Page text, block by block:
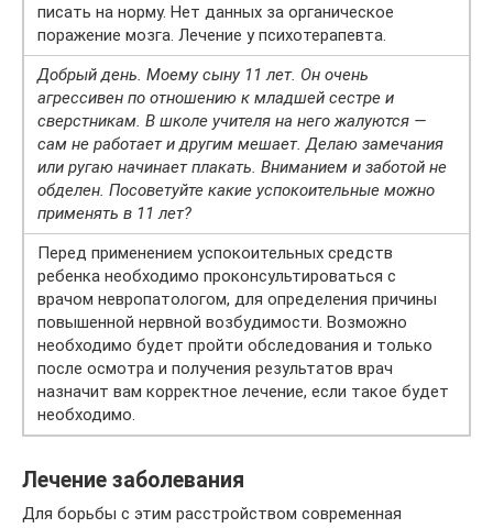
писать на норму. Нет данных за органическое
поражение мозга. Лечение у психотерапевта.
Добрый день. Моему сыну 11 лет. Он очень
агрессивен по отношению к младшей сестре и
сверстникам. В школе учителя на него жалуются —
сам не работает и другим мешает. Делаю замечания
или ругаю начинает плакать. Вниманием и заботой не
обделен. Посоветуйте какие успокоительные можно
применять в 11 лет?
Перед применением успокоительных средств
ребенка необходимо проконсультироваться с
врачом невропатологом, для определения причины
повышенной нервной возбудимости. Возможно
необходимо будет пройти обследования и только
после осмотра и получения результатов врач
назначит вам корректное лечение, если такое будет
необходимо.
Лечение заболевания
Для борьбы с этим расстройством современная